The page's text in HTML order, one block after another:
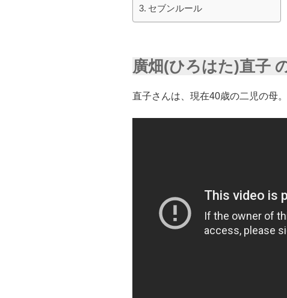
セブンルール
廣畑(ひろはた)直子
直子さんは、現在40歳の二児の母。